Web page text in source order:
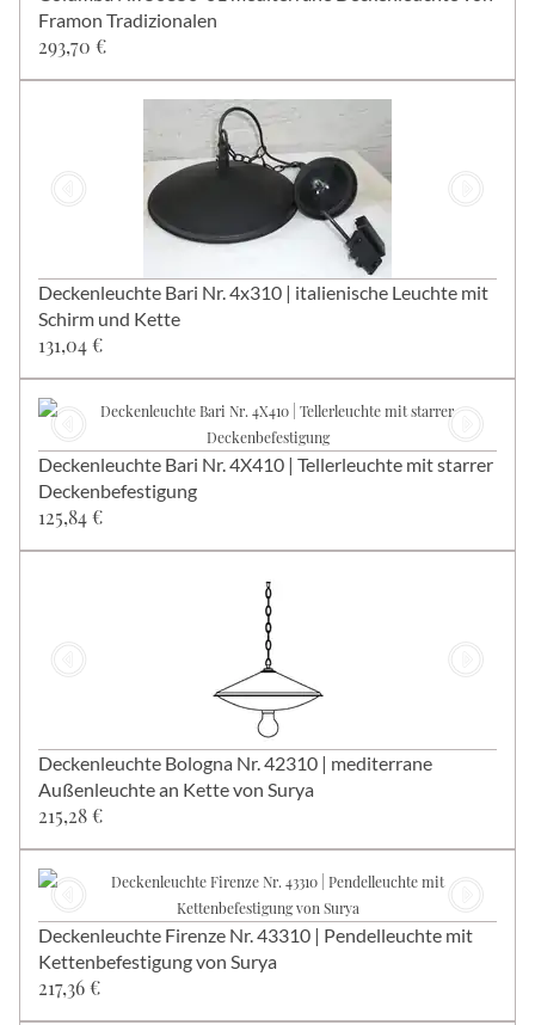
Framon Tradizionalen
293,70 €
Deckenleuchte Bari Nr. 4x310 | italienische Leuchte mit
Schirm und Kette
131,04 €
Deckenleuchte Bari Nr. 4X410 | Tellerleuchte mit starrer
Deckenbefestigung
125,84 €
Deckenleuchte Bologna Nr. 42310 | mediterrane
Außenleuchte an Kette von Surya
215,28 €
Deckenleuchte Firenze Nr. 43310 | Pendelleuchte mit
Kettenbefestigung von Surya
217,36 €